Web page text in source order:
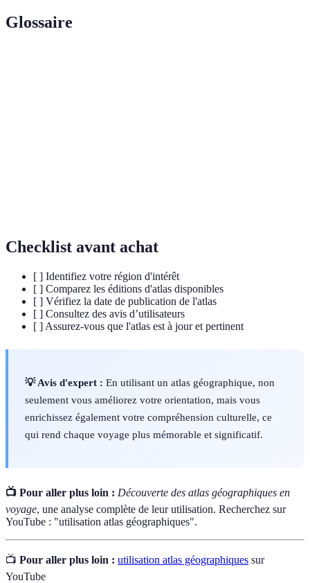
Glossaire
Checklist avant achat
[ ] Identifiez votre région d'intérêt
[ ] Comparez les éditions d'atlas disponibles
[ ] Vérifiez la date de publication de l'atlas
[ ] Consultez des avis d’utilisateurs
[ ] Assurez-vous que l'atlas est à jour et pertinent
💡 Avis d'expert : En utilisant un atlas géographique, non
seulement vous améliorez votre orientation, mais vous
enrichissez également votre compréhension culturelle, ce
qui rend chaque voyage plus mémorable et significatif.
📺 Pour aller plus loin : Découverte des atlas géographiques en
voyage, une analyse complète de leur utilisation. Recherchez sur
YouTube : "utilisation atlas géographiques".
📺 Pour aller plus loin : utilisation atlas géographiques sur
YouTube